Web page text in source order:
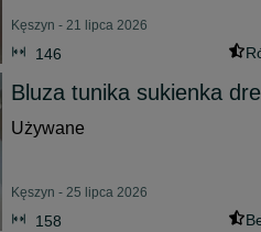
Kęszyn - 21 lipca 2026
146
Bluza tunika sukienka
Używane
Kęszyn - 25 lipca 2026
158